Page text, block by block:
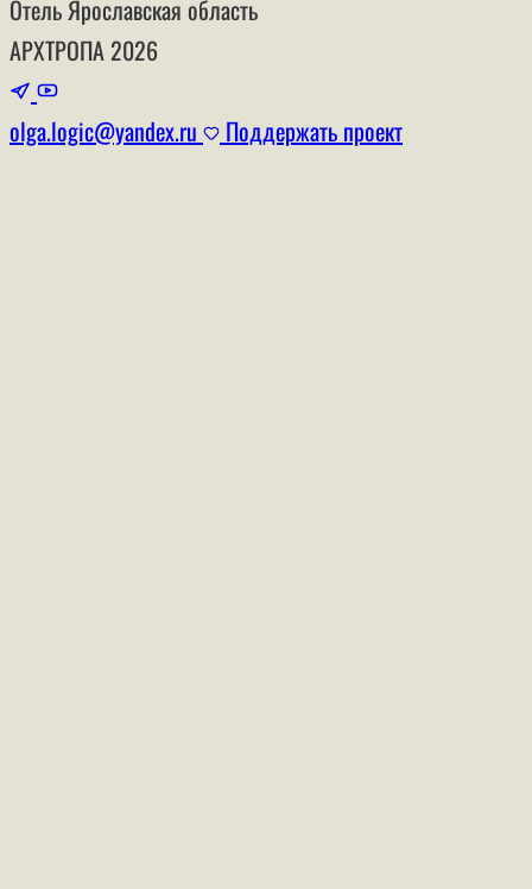
Отель Ярославская область
АРХТРОПА 2026
olga.logic@yandex.ru Поддержать проект